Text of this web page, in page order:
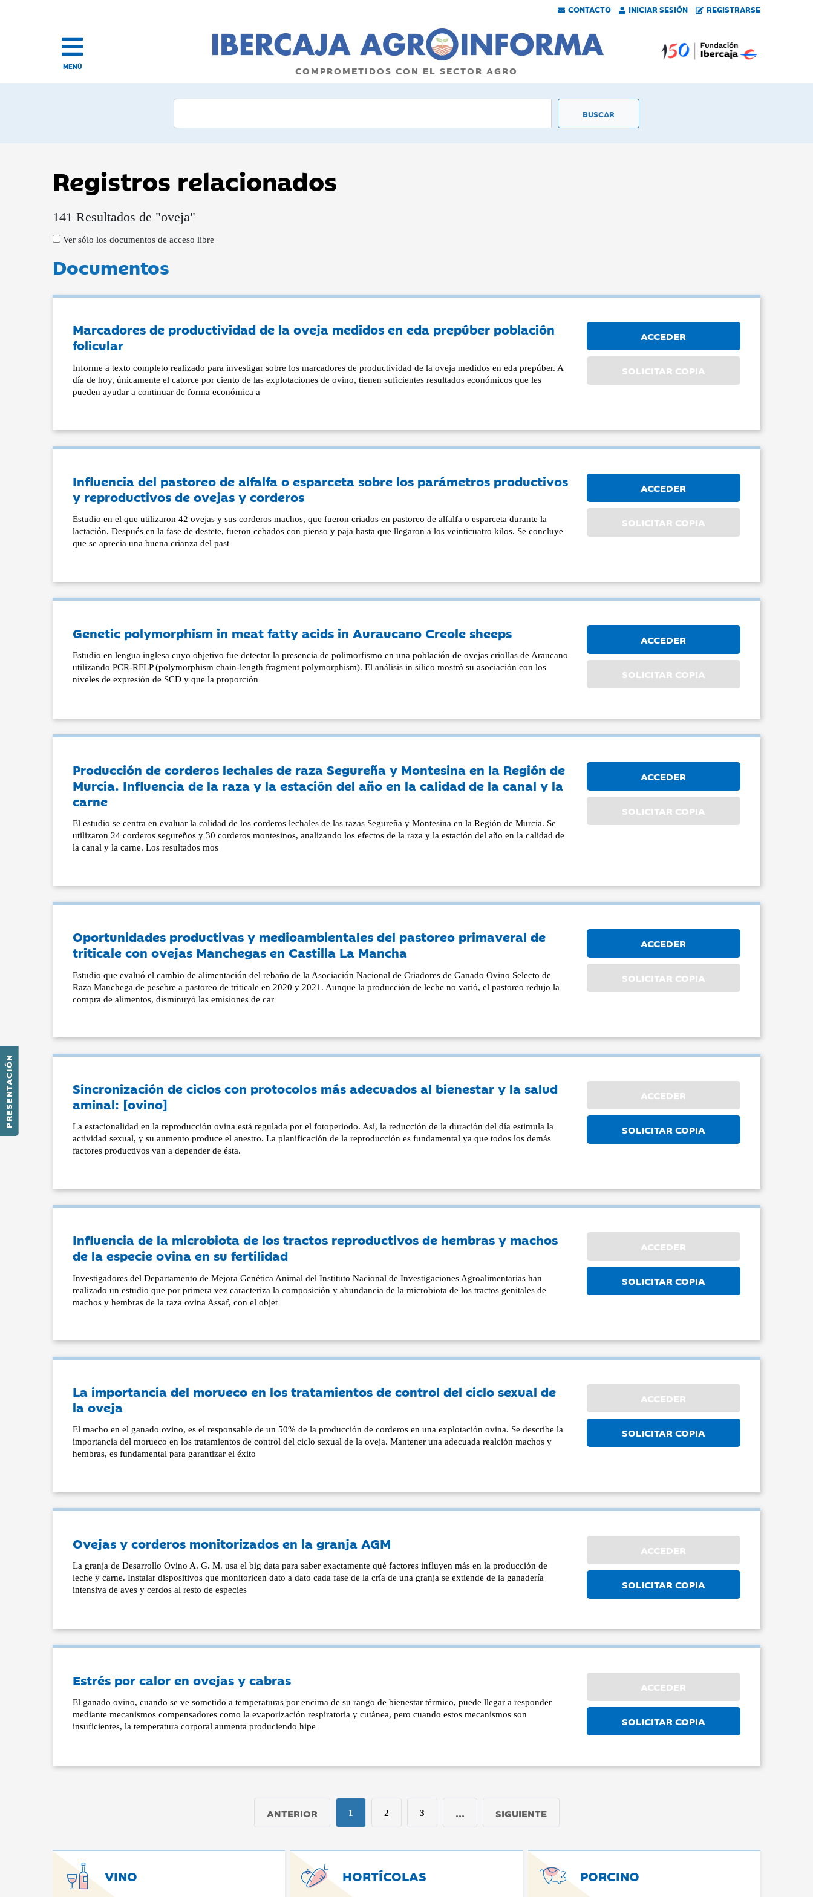
CONTACTO INICIAR SESIÓN REGISTRARSE
PRESENTACIÓN
MENÚ COMPROMETIDOS CON EL SECTOR AGRO
Registros relacionados
141 Resultados de "oveja"
Ver sólo los documentos de acceso libre
Documentos
Marcadores de productividad de la oveja medidos en eda prepúber población
folicular
Informe a texto completo realizado para investigar sobre los marcadores de productividad de la oveja medidos en eda prepúber. A
día de hoy, únicamente el catorce por ciento de las explotaciones de ovino, tienen suficientes resultados económicos que les
pueden ayudar a continuar de forma económica a
ACCEDER
SOLICITAR COPIA
Influencia del pastoreo de alfalfa o esparceta sobre los parámetros productivos
y reproductivos de ovejas y corderos
Estudio en el que utilizaron 42 ovejas y sus corderos machos, que fueron criados en pastoreo de alfalfa o esparceta durante la
lactación. Después en la fase de destete, fueron cebados con pienso y paja hasta que llegaron a los veinticuatro kilos. Se concluye
que se aprecia una buena crianza del past
ACCEDER
SOLICITAR COPIA
Genetic polymorphism in meat fatty acids in Auraucano Creole sheeps
Estudio en lengua inglesa cuyo objetivo fue detectar la presencia de polimorfismo en una población de ovejas criollas de Araucano
utilizando PCR-RFLP (polymorphism chain-length fragment polymorphism). El análisis in silico mostró su asociación con los
niveles de expresión de SCD y que la proporción
ACCEDER
SOLICITAR COPIA
Producción de corderos lechales de raza Segureña y Montesina en la Región de
Murcia. Influencia de la raza y la estación del año en la calidad de la canal y la
carne
El estudio se centra en evaluar la calidad de los corderos lechales de las razas Segureña y Montesina en la Región de Murcia. Se
utilizaron 24 corderos segureños y 30 corderos montesinos, analizando los efectos de la raza y la estación del año en la calidad de
la canal y la carne. Los resultados mos
ACCEDER
SOLICITAR COPIA
Oportunidades productivas y medioambientales del pastoreo primaveral de
triticale con ovejas Manchegas en Castilla La Mancha
Estudio que evaluó el cambio de alimentación del rebaño de la Asociación Nacional de Criadores de Ganado Ovino Selecto de
Raza Manchega de pesebre a pastoreo de triticale en 2020 y 2021. Aunque la producción de leche no varió, el pastoreo redujo la
compra de alimentos, disminuyó las emisiones de car
ACCEDER
SOLICITAR COPIA
Sincronización de ciclos con protocolos más adecuados al bienestar y la salud
aminal: [ovino]
La estacionalidad en la reproducción ovina está regulada por el fotoperiodo. Así, la reducción de la duración del día estimula la
actividad sexual, y su aumento produce el anestro. La planificación de la reproducción es fundamental ya que todos los demás
factores productivos van a depender de ésta.
ACCEDER
SOLICITAR COPIA
Influencia de la microbiota de los tractos reproductivos de hembras y machos
de la especie ovina en su fertilidad
Investigadores del Departamento de Mejora Genética Animal del Instituto Nacional de Investigaciones Agroalimentarias han
realizado un estudio que por primera vez caracteriza la composición y abundancia de la microbiota de los tractos genitales de
machos y hembras de la raza ovina Assaf, con el objet
ACCEDER
SOLICITAR COPIA
La importancia del morueco en los tratamientos de control del ciclo sexual de
la oveja
El macho en el ganado ovino, es el responsable de un 50% de la producción de corderos en una explotación ovina. Se describe la
importancia del morueco en los tratamientos de control del ciclo sexual de la oveja. Mantener una adecuada realción machos y
hembras, es fundamental para garantizar el éxito
ACCEDER
SOLICITAR COPIA
Ovejas y corderos monitorizados en la granja AGM
La granja de Desarrollo Ovino A. G. M. usa el big data para saber exactamente qué factores influyen más en la producción de
leche y carne. Instalar dispositivos que monitoricen dato a dato cada fase de la cría de una granja se extiende de la ganadería
intensiva de aves y cerdos al resto de especies
ACCEDER
SOLICITAR COPIA
Estrés por calor en ovejas y cabras
El ganado ovino, cuando se ve sometido a temperaturas por encima de su rango de bienestar térmico, puede llegar a responder
mediante mecanismos compensadores como la evaporización respiratoria y cutánea, pero cuando estos mecanismos son
insuficientes, la temperatura corporal aumenta produciendo hipe
ACCEDER
SOLICITAR COPIA
ANTERIOR 1 2 3 ... SIGUIENTE
VINO HORTÍCOLAS PORCINO